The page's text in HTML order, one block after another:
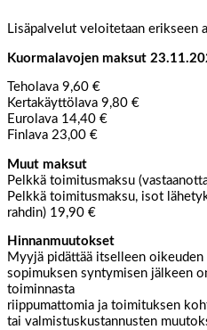
Lisäpalvelut veloitetaan erikseen
Kuormalavojen maksut
Teholava 9,60 €
Kertakäyttölava 9,80 €
Eurolava 14,40 €
Finlava 23,00 €
Muut maksut
Pelkkä toimitusmaksu
Pelkkä toimitusmaksu, isot
rahdin) 19,90 €
Hinnanmuutokset
Myyjä pidättää itselleen
sopimuksen syntymisen jälkeen
toiminnasta
riippumattomia ja toimituksen
tai valmistuskustannusten